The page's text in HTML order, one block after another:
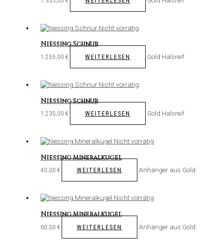
Nicht vorrätig
Niessing Schnur
1.255,00 € WEITERLESEN Gold Halsreif
Nicht vorrätig
Niessing Schnur
1.235,00 € WEITERLESEN Gold Halsreif
Nicht vorrätig
Niessing Mineralkugel
40,00 € WEITERLESEN Anhänger aus Gold
Nicht vorrätig
Niessing Mineralkugel
60,00 € WEITERLESEN Anhänger aus Gold